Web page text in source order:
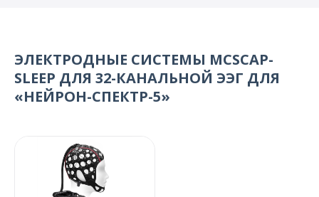
ЭЛЕКТРОДНЫЕ СИСТЕМЫ MCSCAP-
SLEEP ДЛЯ 32-КАНАЛЬНОЙ ЭЭГ ДЛЯ
«НЕЙРОН-СПЕКТР-5»